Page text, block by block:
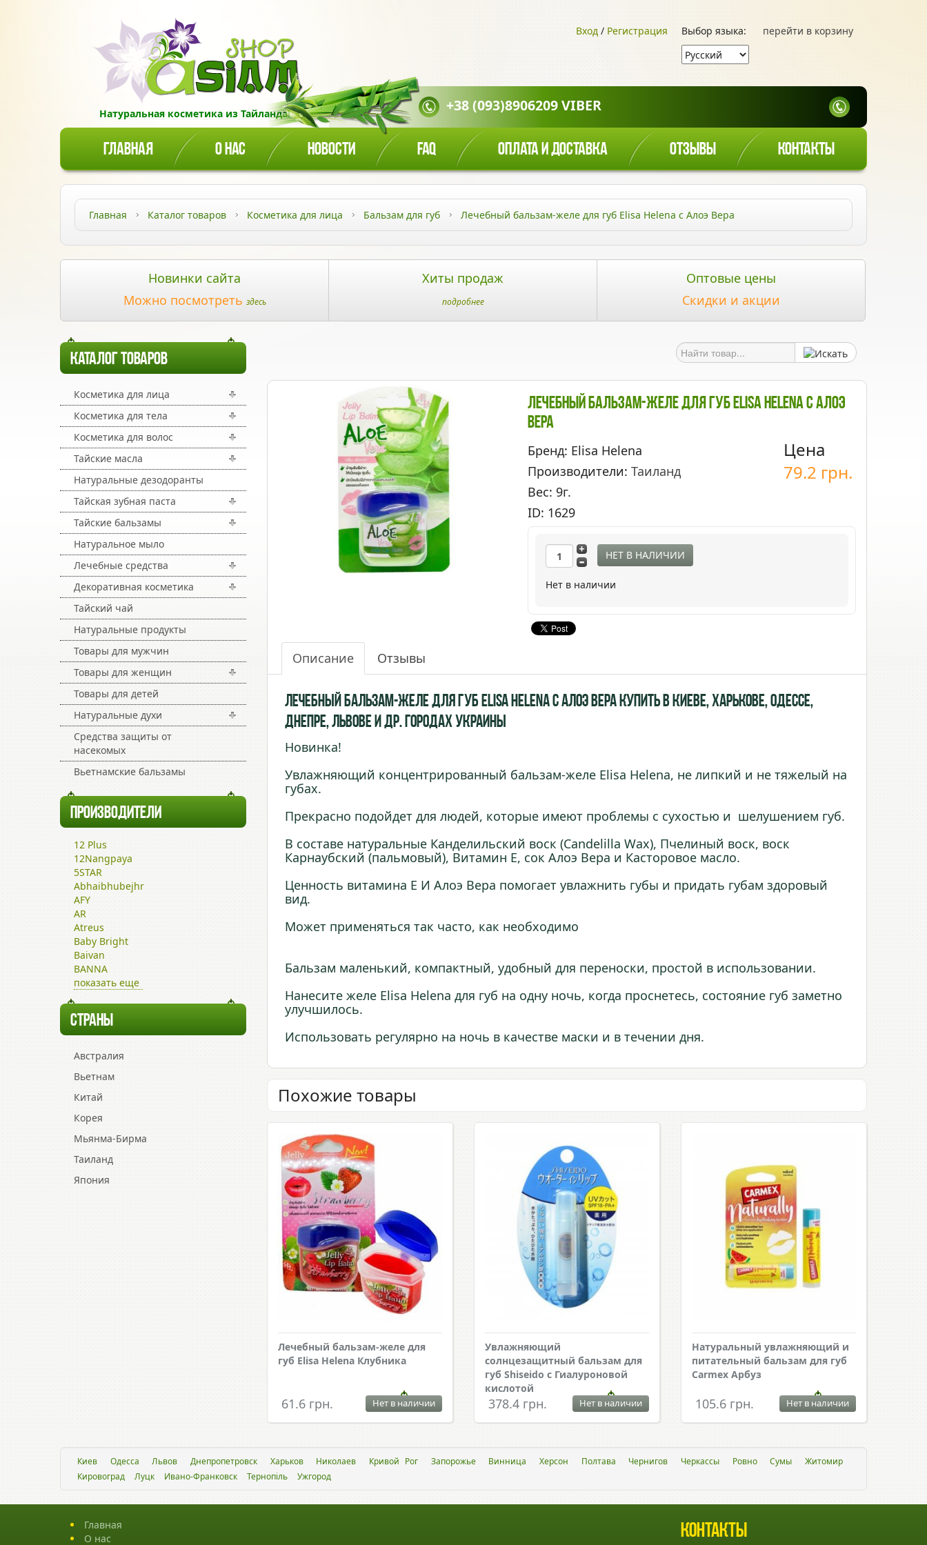
Натуральная косметика из Тайланда!
перейти в корзину
Выбор языка:
Вход / Регистрация
+38 (093)8906209 VIBER
ГЛАВНАЯ О НАС НОВОСТИ FAQ ОПЛАТА И ДОСТАВКА ОТЗЫВЫ КОНТАКТЫ
Главная Каталог товаров Косметика для лица Бальзам для губ Лечебный бальзам-желе для губ Elisa Helena с Алоэ Вера
Новинки сайта
Можно посмотреть здесь
Хиты продаж
подробнее
Оптовые цены
Скидки и акции
КАТАЛОГ ТОВАРОВ
Косметика для лица
Косметика для тела
Косметика для волос
Тайские масла
Натуральные дезодоранты
Тайская зубная паста
Тайские бальзамы
Натуральное мыло
Лечебные средства
Декоративная косметика
Тайский чай
Натуральные продукты
Товары для мужчин
Товары для женщин
Товары для детей
Натуральные духи
Средства защиты от
насекомых
Вьетнамские бальзамы
ПРОИЗВОДИТЕЛИ
12 Plus
12Nangpaya
5STAR
Abhaibhubejhr
AFY
AR
Atreus
Baby Bright
Baivan
BANNA
показать еще
СТРАНЫ
Австралия
Вьетнам
Китай
Корея
Мьянма-Бирма
Таиланд
Япония
Лечебный Бальзам-Желе Для Губ Elisa Helena С Алоэ
Вера
Бренд: Elisa Helena
Производители: Таиланд
Вес: 9г.
ID: 1629
Цена
79.2 грн.
НЕТ В НАЛИЧИИ
Нет в наличии
Описание Отзывы
Лечебный бальзам-желе для губ Elisa Helena с Алоэ Вера купить в Киеве, Харькове, Одессе,
Днепре, Львове и др. городах Украины
Новинка!
Увлажняющий концентрированный бальзам-желе Elisa Helena, не липкий и не тяжелый на
губах.
Прекрасно подойдет для людей, которые имеют проблемы с сухостью и шелушением губ.
В составе натуральные Канделильский воск (Candelilla Wax), Пчелиный воск, воск
Карнаубский (пальмовый), Витамин Е, сок Алоэ Вера и Касторовое масло.
Ценность витамина Е И Алоэ Вера помогает увлажнить губы и придать губам здоровый
вид.
Может применяться так часто, как необходимо
Бальзам маленький, компактный, удобный для переноски, простой в использовании.
Нанесите желе Elisa Helena для губ на одну ночь, когда проснетесь, состояние губ заметно
улучшилось.
Использовать регулярно на ночь в качестве маски и в течении дня.
Похожие товары
Лечебный бальзам-желе для
губ Elisa Helena Клубника
61.6 грн. Нет в наличии
Увлажняющий
солнцезащитный бальзам для
губ Shiseido с Гиалуроновой
кислотой
378.4 грн. Нет в наличии
Натуральный увлажняющий и
питательный бальзам для губ
Carmex Арбуз
105.6 грн. Нет в наличии
Киев Одесса Львов Днепропетровск Харьков Николаев Кривой Рог Запорожье Винница Херсон Полтава Чернигов Черкассы Ровно Сумы
Житомир
Кировоград
Луцк Ивано-Франковск Тернопіль Ужгород
Главная
О нас
Контакты